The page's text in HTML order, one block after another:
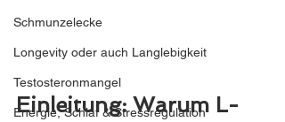
Schmunzelecke
Longevity oder auch Langlebigkeit
Testosteronmangel
Energie, Schlaf & Stressregulation
Einleitung: Warum L-